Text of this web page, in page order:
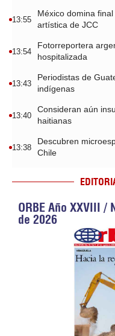
13:55
México domina
artística de JCC
13:54
Fotorreportera
hospitalizada
13:43
Periodistas de
indígenas
13:40
Consideran aún
haitianas
13:38
Descubren
Chile
ORBE Año XXVIII
de 2026